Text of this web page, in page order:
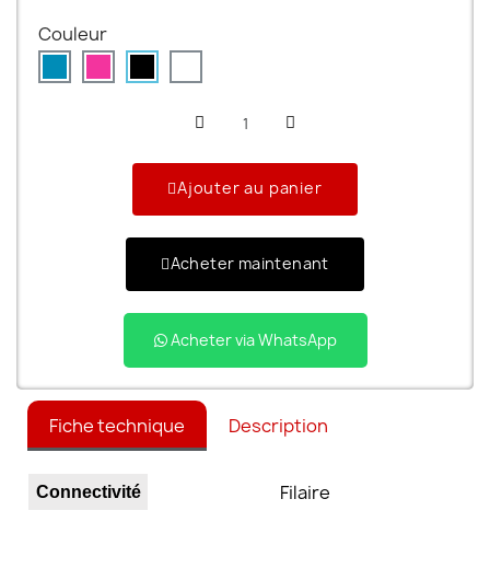
Couleur
Ajouter au panier
Acheter maintenant
Acheter via WhatsApp
Fiche technique Description
Connectivité Filaire